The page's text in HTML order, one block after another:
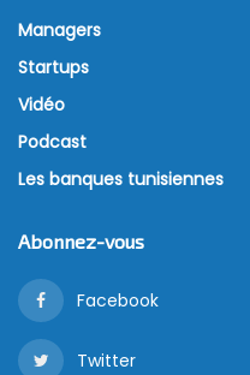
Managers
Startups
Vidéo
Podcast
Les banques tunisiennes
Abonnez-vous
Facebook
Twitter